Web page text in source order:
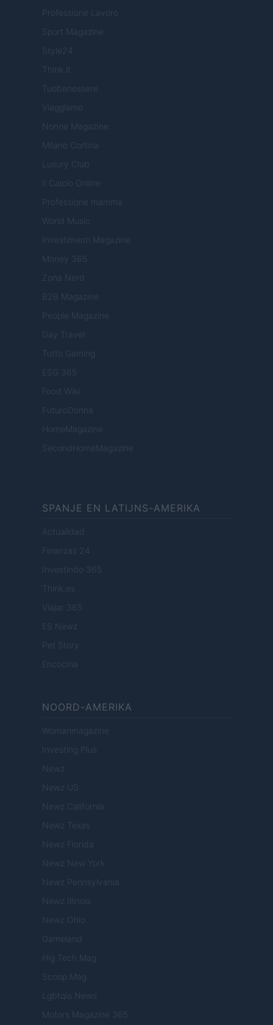
Professione Lavoro
Sport Magazine
Style24
Think.it
Tuobenessere
Viaggiamo
Nonne Magazine
Milano Cortina
Luxury Club
Il Calcio Online
Professione mamma
World Music
Investimenti Magazine
Money 365
Zona Nerd
B2B Magazine
People Magazine
Day Travel
Tutto Gaming
ESG 365
Food Wiki
FuturoDonna
HomeMagazine
SecondHomeMagazine
SPANJE EN LATIJNS-AMERIKA
Actualidad
Finanzas 24
Investindo 365
Think.es
Viajar 365
ES Newz
Pet Story
Encocina
NOORD-AMERIKA
Womanmagazine
Investing Plus
Newz
Newz US
Newz California
Newz Texas
Newz Florida
Newz New York
Newz Pennsylvania
Newz Illinois
Newz Ohio
Gameland
Hig Tech Mag
Scoop Mag
Lgbtqia News
Motors Magazine 365